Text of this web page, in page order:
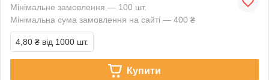
Мінімальне замовлення — 100 шт.
Мінімальна сума замовлення на сайті — 400 ₴
4,80 ₴ від 1000 шт.
Купити